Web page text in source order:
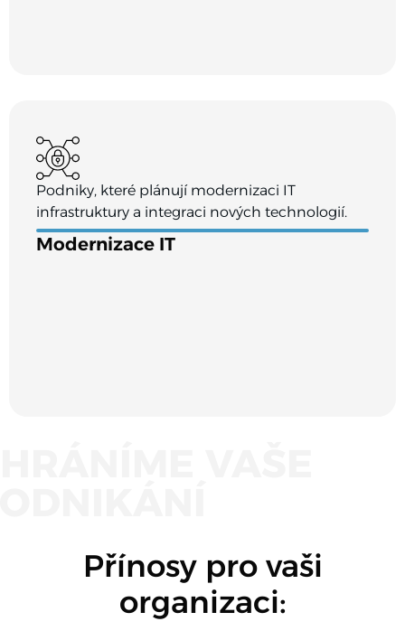
Podniky, které plánují modernizaci IT
infrastruktury a integraci nových technologií.
Modernizace IT
Přínosy pro vaši
organizaci: